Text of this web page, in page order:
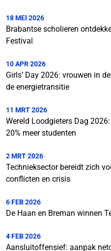
18 MEI 2026
Brabantse scholieren
Festival
10 APR 2026
Girls’ Day 2026: vrouwen in
de energietransitie
11 MRT 2026
Wereld Loodgieters Dag
20% meer studenten
2 MRT 2026
Technieksector bereidt zich
conflicten en crisis
6 FEB 2026
De Haan en Breman winnen
4 FEB 2026
Aansluitoffensief: aanpak